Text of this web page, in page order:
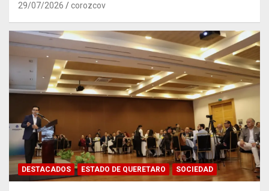
29/07/2026 corozcov
DESTACADOS ESTADO DE QUERETARO SOCIEDAD